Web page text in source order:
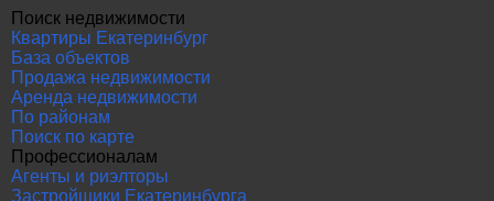
Поиск недвижимости
Квартиры Екатеринбург
База объектов
Продажа недвижимости
Аренда недвижимости
По районам
Поиск по карте
Профессионалам
Агенты и риэлторы
Застройщики Екатеринбурга